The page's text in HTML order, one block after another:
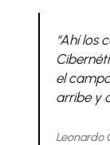
“Ahí los
el
arribe y
Leonardo